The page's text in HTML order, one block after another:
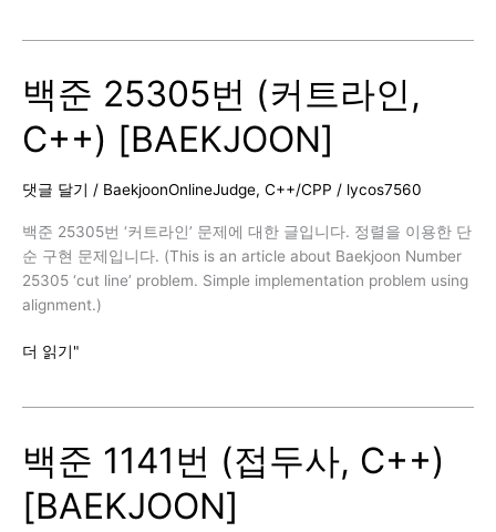
(보
물,
C++)
[BAEKJOON]
백준 25305번 (커트라인,
C++) [BAEKJOON]
댓글 달기 / BaekjoonOnlineJudge, C++/CPP / lycos7560
백준 25305번 ‘커트라인’ 문제에 대한 글입니다. 정렬을 이용한 단
순 구현 문제입니다. (This is an article about Baekjoon Number
25305 ‘cut line’ problem. Simple implementation problem using
alignment.)
백
(커
트
라
인,
더 읽기"
백준 1141번 (접두사, C++)
[BAEKJOON]